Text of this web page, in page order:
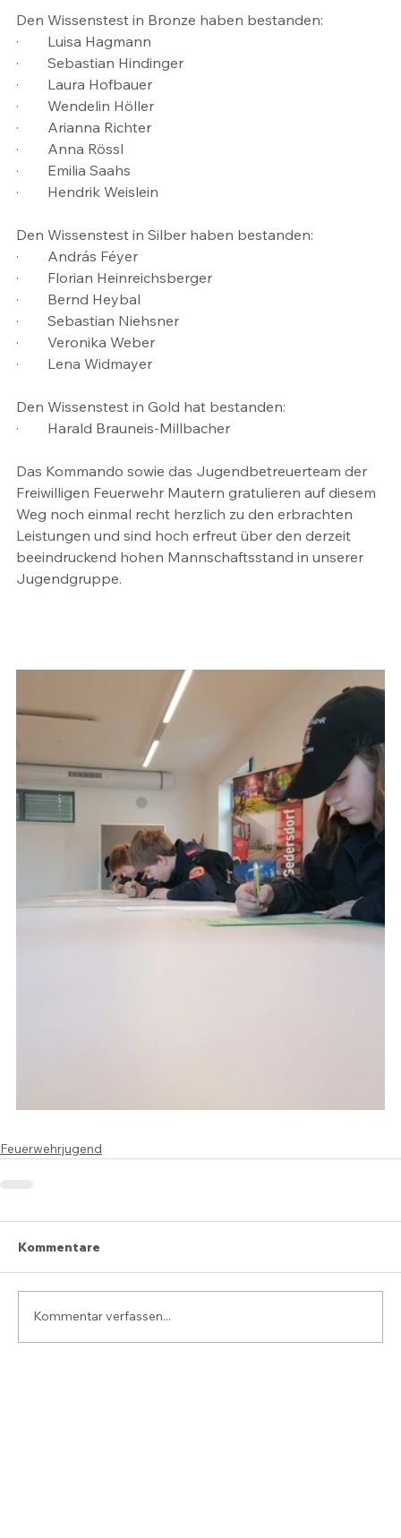
Den Wissenstest in Bronze haben bestanden:
·        Luisa Hagmann
·        Sebastian Hindinger
·        Laura Hofbauer
·        Wendelin Höller
·        Arianna Richter
·        Anna Rössl
·        Emilia Saahs
·        Hendrik Weislein
Den Wissenstest in Silber haben bestanden:
·        András Féyer
·        Florian Heinreichsberger
·        Bernd Heybal
·        Sebastian Niehsner
·        Veronika Weber
·        Lena Widmayer
Den Wissenstest in Gold hat bestanden:
·        Harald Brauneis-Millbacher
Das Kommando sowie das Jugendbetreuerteam der
Freiwilligen Feuerwehr Mautern gratulieren auf diesem
Weg noch einmal recht herzlich zu den erbrachten
Leistungen und sind hoch erfreut über den derzeit
beeindruckend hohen Mannschaftsstand in unserer
Jugendgruppe.
Feuerwehrjugend
Kommentare
Kommentar verfassen...